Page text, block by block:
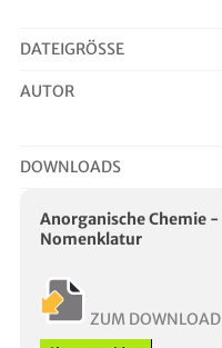
DATEIGRÖSSE
AUTOR
DOWNLOADS
Anorganische Chemie -
Nomenklatur
ZUM DOWNLOAD